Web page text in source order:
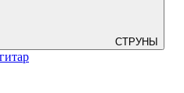
СТРУНЫ